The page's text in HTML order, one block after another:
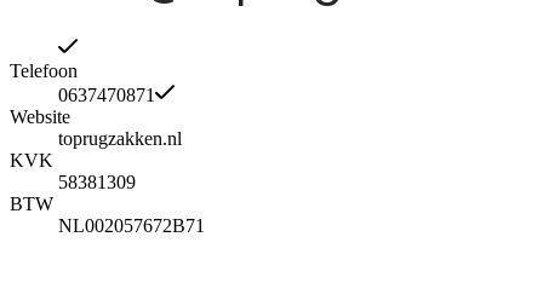
Telefoon
0637470871
Website
toprugzakken.nl
KVK
58381309
BTW
NL002057672B71